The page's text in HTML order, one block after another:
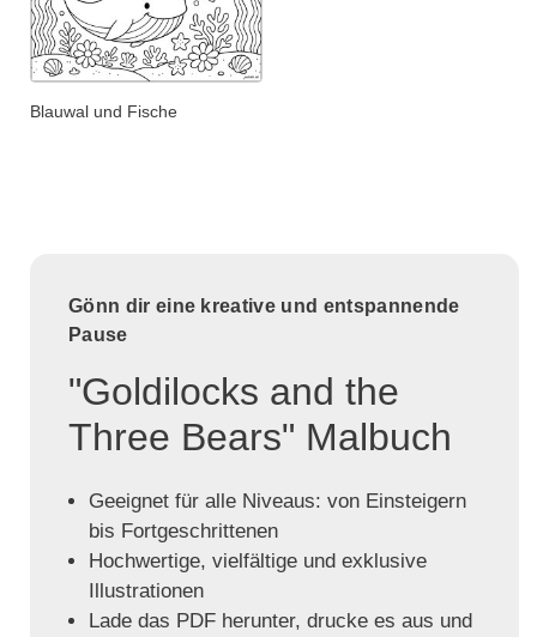
Blauwal und Fische
Gönn dir eine kreative und entspannende
Pause
"Goldilocks and the
Three Bears" Malbuch
Geeignet für alle Niveaus: von Einsteigern
bis Fortgeschrittenen
Hochwertige, vielfältige und exklusive
Illustrationen
Lade das PDF herunter, drucke es aus und